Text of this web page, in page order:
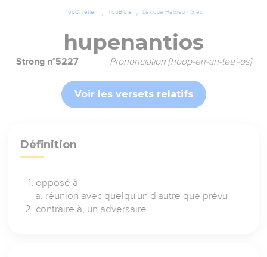
TopChrétien TopBible Lexique Hébreu / Grec
hupenantios
Strong n°5227 Prononciation [hoop-en-an-tee'-os]
Voir les versets relatifs
Définition
opposé à
réunion avec quelqu'un d'autre que prévu
contraire à, un adversaire